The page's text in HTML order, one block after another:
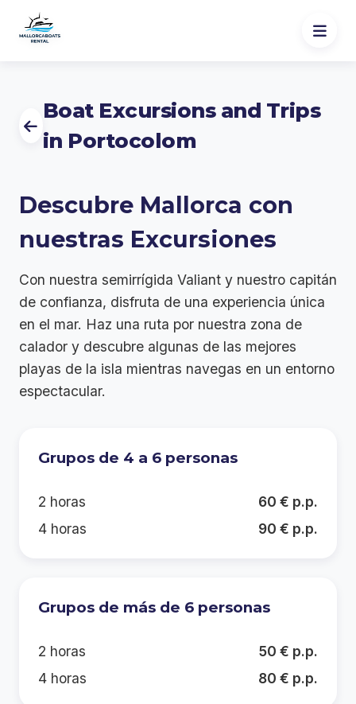
Boat Excursions and Trips
in Portocolom
Descubre Mallorca con
nuestras Excursiones
Con nuestra semirrígida Valiant y nuestro capitán
de confianza, disfruta de una experiencia única
en el mar. Haz una ruta por nuestra zona de
calador y descubre algunas de las mejores
playas de la isla mientras navegas en un entorno
espectacular.
Grupos de 4 a 6 personas
2 horas
60 € p.p.
4 horas
90 € p.p.
Grupos de más de 6 personas
2 horas
50 € p.p.
4 horas
80 € p.p.